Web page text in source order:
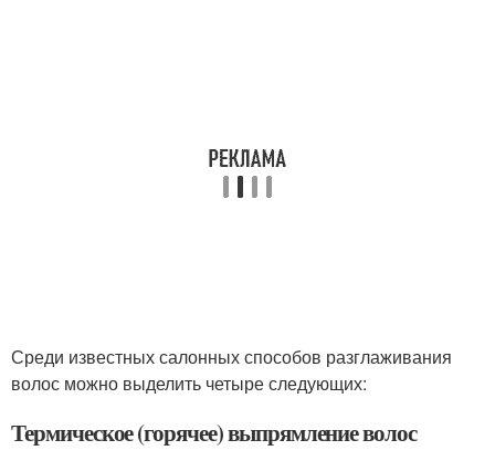
Среди известных салонных способов разглаживания
волос можно выделить четыре следующих:
Термическое (горячее) выпрямление волос